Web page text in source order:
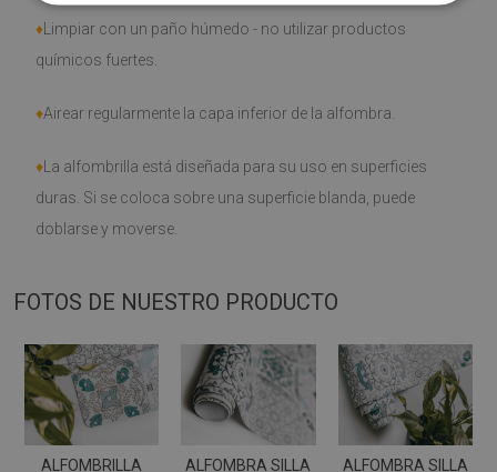
♦ Limpiar con un paño húmedo - no utilizar productos
químicos fuertes.
♦Airear regularmente la capa inferior de la alfombra.
♦ La alfombrilla está diseñada para su uso en superficies
duras. Si se coloca sobre una superficie blanda, puede
doblarse y moverse.
FOTOS DE NUESTRO PRODUCTO
ALFOMBRILLA
ALFOMBRA SILLA
ALFOMBRA SILLA